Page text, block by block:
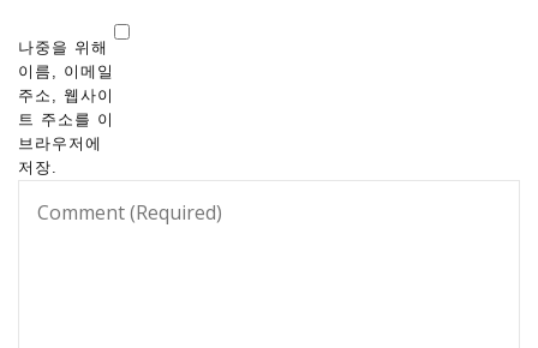
나중을 위해
이름, 이메일
주소, 웹사이
트 주소를 이
브라우저에
저장.